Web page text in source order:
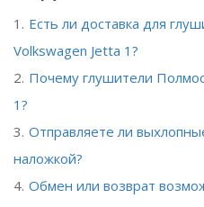
Есть ли доставка для
Volkswagen Jetta 1?
Почему глушители
1?
Отправляете ли
наложкой?
Обмен или возврат